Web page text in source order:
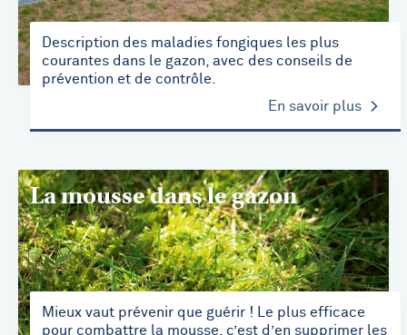
Description des maladies fongiques les plus
courantes dans le gazon, avec des conseils de
prévention et de contrôle.
En savoir plus
La mousse dans le gazon
Mieux vaut prévenir que guérir ! Le plus efficace
pour combattre la mousse, c’est d’en supprimer les